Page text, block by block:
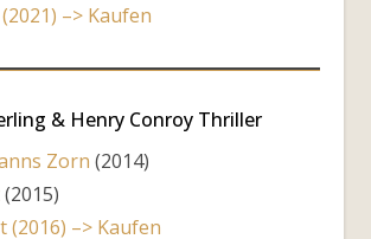
–> Kaufen
& Henry Conroy Thriller
Zorn (2014)
(2015)
(2016) –> Kaufen